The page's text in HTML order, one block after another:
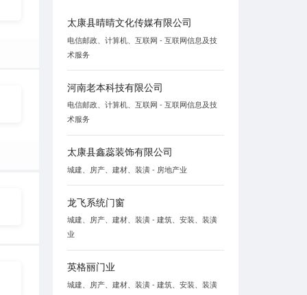
太康县晴晴文化传媒有限公司
电信邮政、计算机、互联网 - 互联网信息及技
术服务
河南老本科技有限公司
电信邮政、计算机、互联网 - 互联网信息及技
术服务
太康县鑫蕊装饰有限公司
城建、房产、建材、装潢 - 房地产业
龙飞系统门窗
城建、房产、建材、装潢 - 建筑、安装、装潢
业
英格丽门业
城建、房产、建材、装潢 - 建筑、安装、装潢